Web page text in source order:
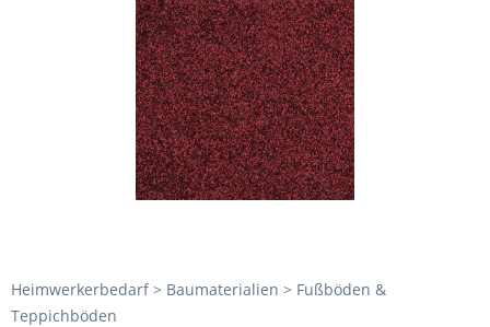
Heimwerkerbedarf > Baumaterialien > Fußböden &
Teppichböden